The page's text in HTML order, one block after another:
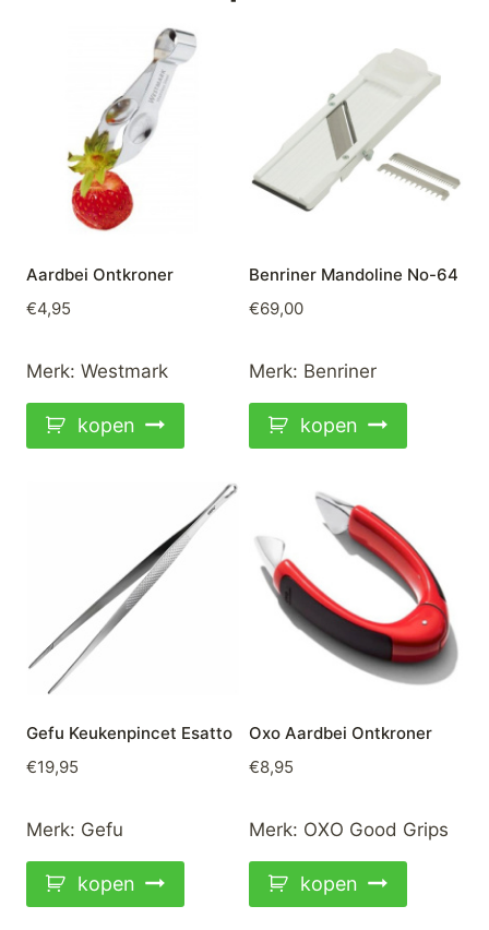
Aardbei Ontkroner
€4,95
Merk: Westmark
kopen
Benriner Mandoline No-64
€69,00
Merk: Benriner
kopen
Gefu Keukenpincet Esatto
€19,95
Merk: Gefu
kopen
Oxo Aardbei Ontkroner
€8,95
Merk: OXO Good Grips
kopen